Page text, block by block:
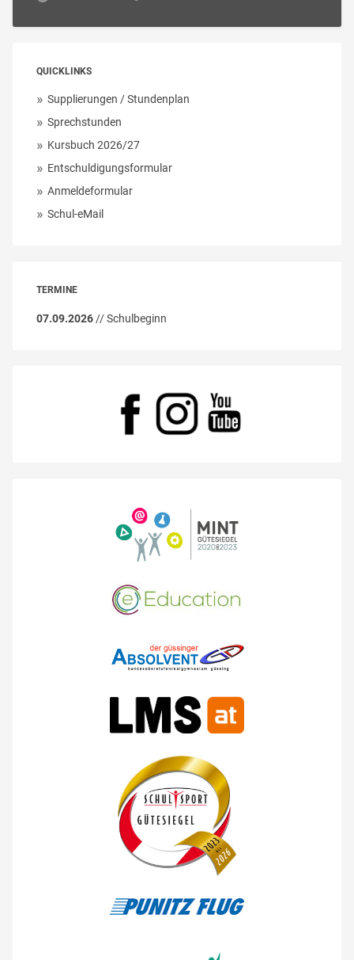
QUICKLINKS
Supplierungen / Stundenplan
Sprechstunden
Kursbuch 2026/27
Entschuldigungsformular
Anmeldeformular
Schul-eMail
TERMINE
07.09.2026 // Schulbeginn